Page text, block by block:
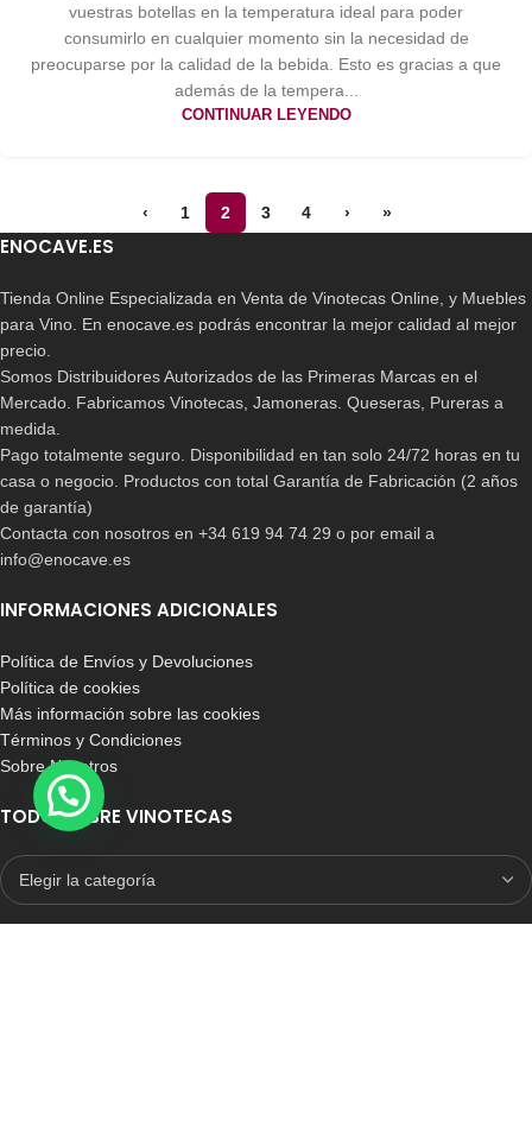
vuestras botellas en la temperatura ideal para poder
consumirlo en cualquier momento sin la necesidad de
preocuparse por la calidad de la bebida. Esto es gracias a que
además de la tempera...
CONTINUAR LEYENDO
‹ 1 2 3 4 › »
ENOCAVE.ES
Tienda Online Especializada en Venta de Vinotecas Online, y Muebles
para Vino. En enocave.es podrás encontrar la mejor calidad al mejor
precio.
Somos Distribuidores Autorizados de las Primeras Marcas en el
Mercado. Fabricamos Vinotecas, Jamoneras. Queseras, Pureras a
medida.
Pago totalmente seguro. Disponibilidad en tan solo 24/72 horas en tu
casa o negocio. Productos con total Garantía de Fabricación (2 años
de garantía)
Contacta con nosotros en +34 619 94 74 29 o por email a
info@enocave.es
INFORMACIONES ADICIONALES
Política de Envíos y Devoluciones
Política de cookies
Más información sobre las cookies
Términos y Condiciones
Sobre Nosotros
TODO SOBRE VINOTECAS